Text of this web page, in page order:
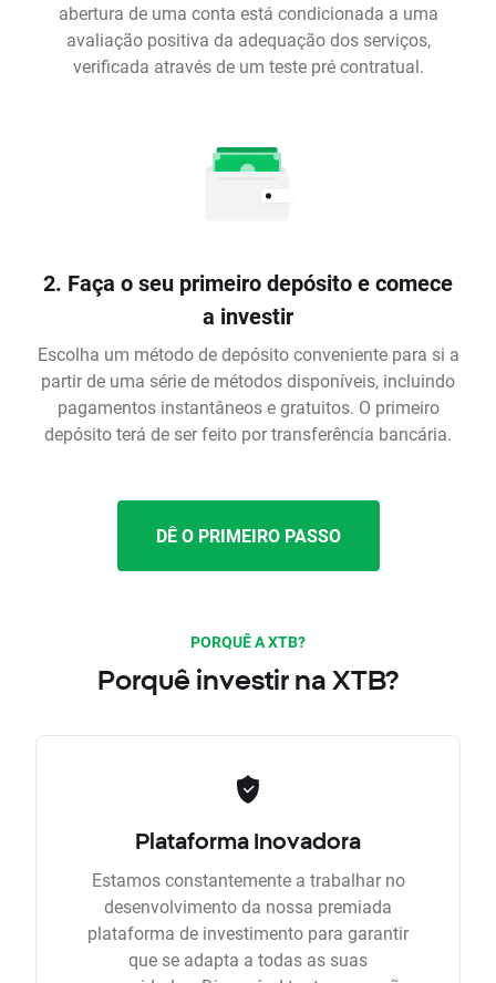
abertura de uma conta está condicionada a uma
avaliação positiva da adequação dos serviços,
verificada através de um teste pré contratual.
2. Faça o seu primeiro depósito e comece
a investir
Escolha um método de depósito conveniente para si a
partir de uma série de métodos disponíveis, incluindo
pagamentos instantâneos e gratuitos. O primeiro
depósito terá de ser feito por transferência bancária.
DÊ O PRIMEIRO PASSO
PORQUÊ A XTB?
Porquê investir na XTB?
Plataforma Inovadora
Estamos constantemente a trabalhar no
desenvolvimento da nossa premiada
plataforma de investimento para garantir
que se adapta a todas as suas